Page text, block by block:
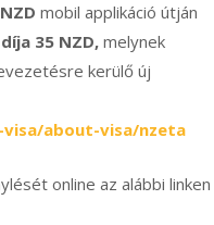
mobil applikáció útján
35 NZD,melynek
kerülő új
about-visa/nzeta
online az alábbi linken